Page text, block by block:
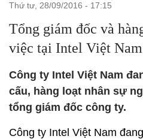
thứ tư, 28/09/2016 - 17:15
Tổng giám đốc và
việc tại Intel Việt Nam
Công ty Intel Việt Nam
cấu, hàng loạt nhân sự
tổng giám đốc công ty.
Công ty Intel Việt Nam